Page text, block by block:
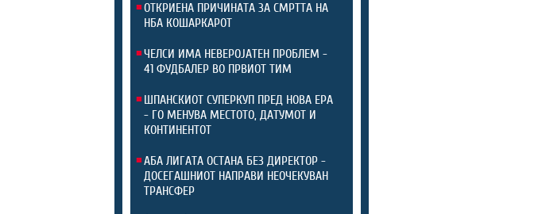
ОТКРИЕНА ПРИЧИНАТА ЗА СМРТТА НА
НБА КОШАРКАРОТ
ЧЕЛСИ ИМА НЕВЕРОЈАТЕН ПРОБЛЕМ -
41 ФУДБАЛЕР ВО ПРВИОТ ТИМ
ШПАНСКИОТ СУПЕРКУП ПРЕД НОВА ЕРА
- ГО МЕНУВА МЕСТОТО, ДАТУМОТ И
КОНТИНЕНТОТ
АБА ЛИГАТА ОСТАНА БЕЗ ДИРЕКТОР -
ДОСЕГАШНИОТ НАПРАВИ НЕОЧЕКУВАН
ТРАНСФЕР